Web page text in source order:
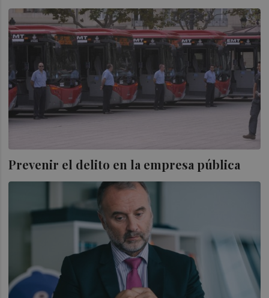
Prevenir el delito en la empresa pública